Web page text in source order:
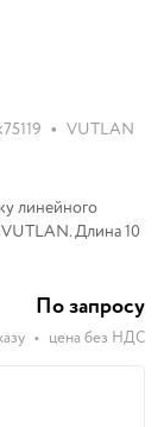
• VUTLAN
линейного
Длина 10
По запросу
• цена без НДС